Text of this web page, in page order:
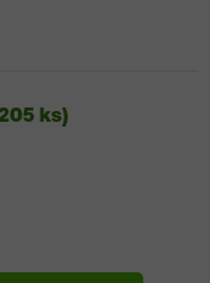
ks)